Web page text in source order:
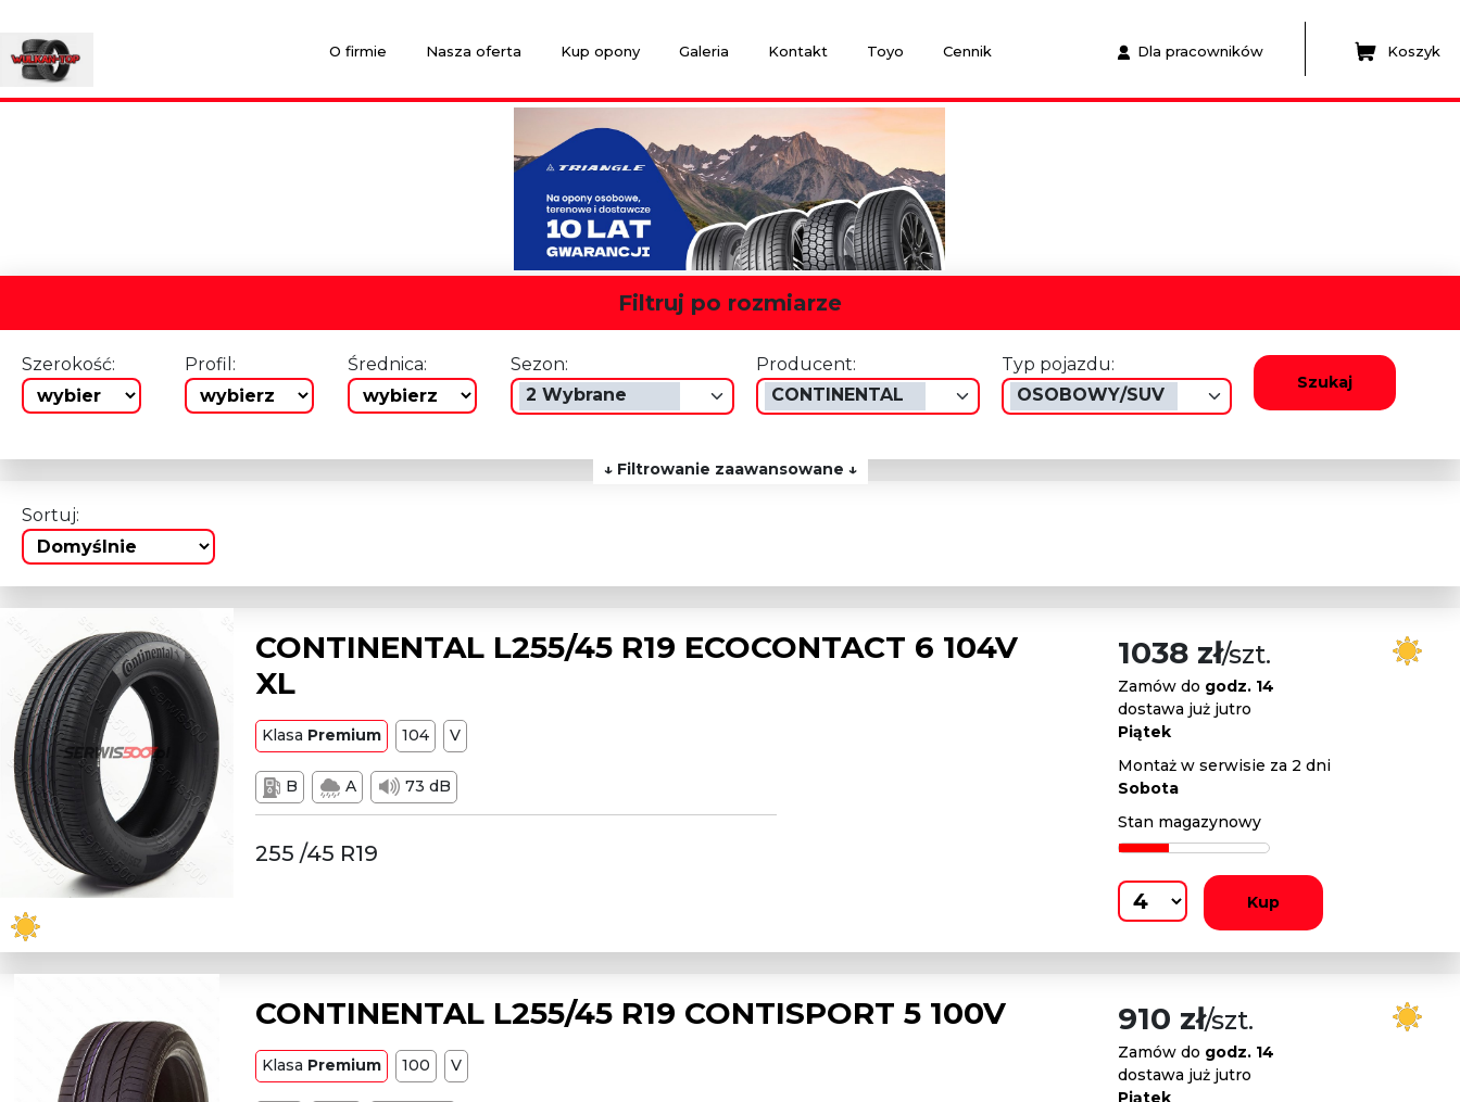
O firmie Nasza oferta Kup opony Galeria Kontakt Toyo Cennik Dla pracowników Koszyk
Filtruj po rozmiarze
Szerokość: Profil: Średnica:
Sezon:
2 Wybrane
Producent:
CONTINENTAL
Typ pojazdu:
OSOBOWY/SUV
Szukaj
↓ Filtrowanie zaawansowane ↓
Sortuj:
CONTINENTAL L255/45 R19 ECOCONTACT 6 104V
XL
Klasa Premium 104 V
B A 73 dB
255 /45 R19
1038 zł/szt.
Zamów do godz. 14
dostawa już jutro
Piątek
Montaż w serwisie za 2 dni
Sobota
Stan magazynowy
Kup
CONTINENTAL L255/45 R19 CONTISPORT 5 100V
Klasa Premium 100 V
910 zł/szt.
Zamów do godz. 14
dostawa już jutro
Piątek